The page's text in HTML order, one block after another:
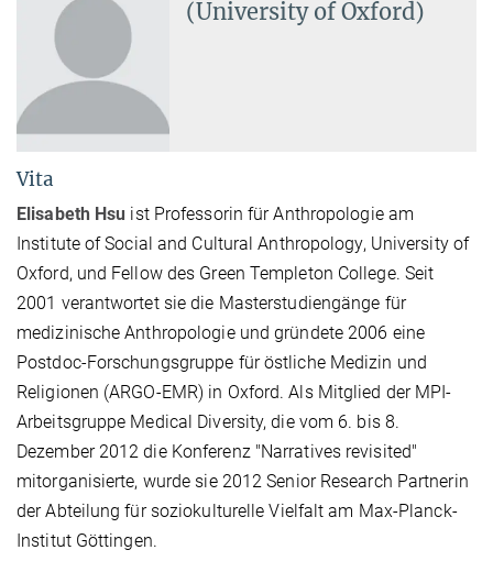
(University of Oxford)
Vita
Elisabeth Hsu ist Professorin für Anthropologie am
Institute of Social and Cultural Anthropology, University of
Oxford, und Fellow des Green Templeton College. Seit
2001 verantwortet sie die Masterstudiengänge für
medizinische Anthropologie und gründete 2006 eine
Postdoc-Forschungsgruppe für östliche Medizin und
Religionen (ARGO-EMR) in Oxford. Als Mitglied der MPI-
Arbeitsgruppe Medical Diversity, die vom 6. bis 8.
Dezember 2012 die Konferenz "Narratives revisited"
mitorganisierte, wurde sie 2012 Senior Research Partnerin
der Abteilung für soziokulturelle Vielfalt am Max-Planck-
Institut Göttingen.